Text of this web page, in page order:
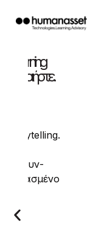
και με